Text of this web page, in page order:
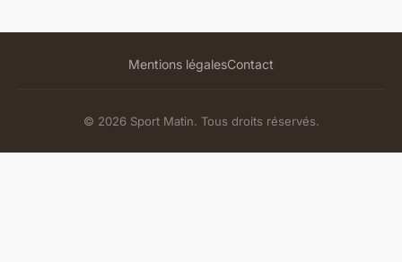
Mentions légalesContact
© 2026 Sport Matin. Tous droits réservés.